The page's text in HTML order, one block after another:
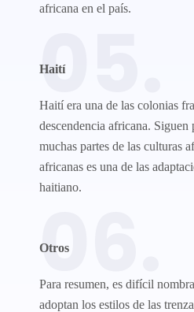
africana en el país.
05.
Haití​
Haití era una de las colonias
descendencia africana. Siguen
muchas partes de las culturas
africanas es una de las
haitiano.
06.
Otros​
Para resumen, es difícil
adoptan los estilos de las